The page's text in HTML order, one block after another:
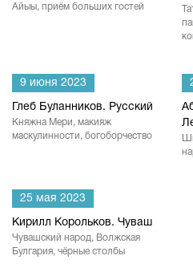
Айыы, приём больших гостей
9 июня 2023
Глеб Буланников. Русский
Княжна Мери, макияж
маскулинности, богоборчество
25 мая 2023
Кирилл Корольков. Чуваш
Чувашский народ, Волжская
Булгария, чёрные столбы